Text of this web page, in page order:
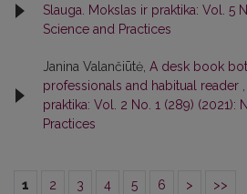
Slauga. Mokslas ir praktika: Vol. 5
Science and Practices
Janina Valančiūtė, A desk book
professionals and habitual reader ,
praktika: Vol. 2 No. 1 (289) (2021):
Practices
1 2 3 4 5 6 > >>